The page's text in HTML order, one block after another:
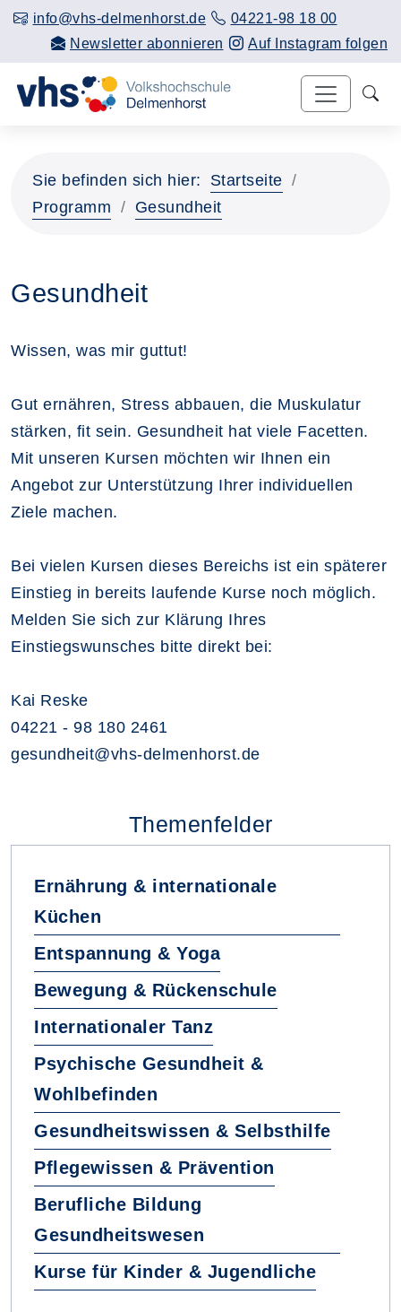
info@vhs-delmenhorst.de
04221-98 18 00
Newsletter abonnieren
Auf Instagram folgen
Sie befinden sich hier:
Startseite
Programm
Gesundheit
Gesundheit
Wissen, was mir guttut!
Gut ernähren, Stress abbauen, die Muskulatur
stärken, fit sein. Gesundheit hat viele Facetten.
Mit unseren Kursen möchten wir Ihnen ein
Angebot zur Unterstützung Ihrer individuellen
Ziele machen.
Bei vielen Kursen dieses Bereichs ist ein späterer
Einstieg in bereits laufende Kurse noch möglich.
Melden Sie sich zur Klärung Ihres
Einstiegswunsches bitte direkt bei:
Kai Reske
04221 - 98 180 2461
gesundheit@vhs-delmenhorst.de
Themenfelder
Ernährung & internationale
Küchen
Entspannung & Yoga
Bewegung & Rückenschule
Internationaler Tanz
Psychische Gesundheit &
Wohlbefinden
Gesundheitswissen & Selbsthilfe
Pflegewissen & Prävention
Berufliche Bildung
Gesundheitswesen
Kurse für Kinder & Jugendliche